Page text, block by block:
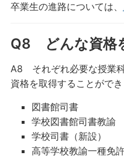
卒業生の進路については、
Q8 どんな資格
A8 それぞれ必要な授業
資格を取得することができ
図書館司書
学校図書館司書教諭
学校司書（新設）
高等学校教諭一種免